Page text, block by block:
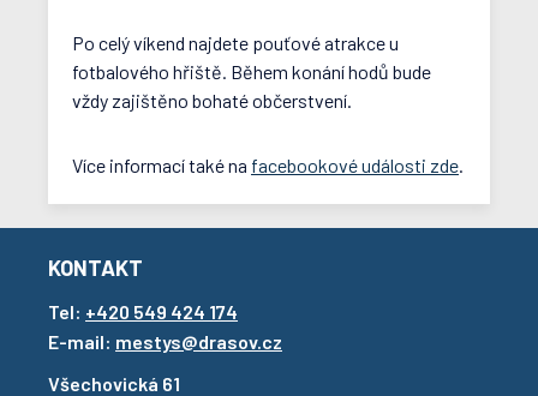
Po celý víkend najdete pouťové atrakce u
fotbalového hřiště. Během konání hodů bude
vždy zajištěno bohaté občerstvení.
Více informací také na facebookové události zde.
KONTAKT
Tel: +420 549 424 174
E-mail: mestys@drasov.cz
Všechovická 61